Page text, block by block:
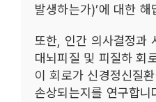
발생하는가)’에 대한
또한, 인간 의사결정과
대뇌피질 및 피질하 회
이 회로가 신경정신질
손상되는지를 연구합니